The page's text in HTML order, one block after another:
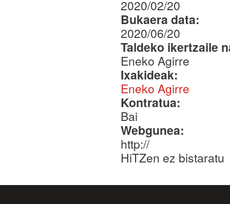
2020/02/20
Bukaera data:
2020/06/20
Taldeko ikertzaile
Eneko Agirre
Ixakideak:
Eneko Agirre
Kontratua:
Bai
Webgunea:
http://
HiTZen ez bistaratu